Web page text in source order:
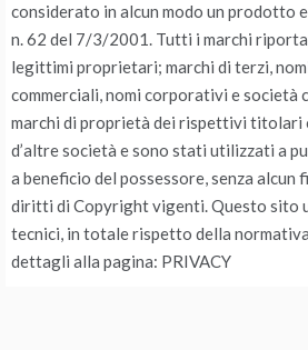
considerato in alcun modo un prodotto
n. 62 del 7/3/2001. Tutti i marchi
legittimi proprietari; marchi di terzi,
commerciali, nomi corporativi e società
marchi di proprietà dei rispettivi titolari
d’altre società e sono stati utilizzati a
a beneficio del possessore, senza alcun
diritti di Copyright vigenti. Questo sito
tecnici, in totale rispetto della
dettagli alla pagina: PRIVACY